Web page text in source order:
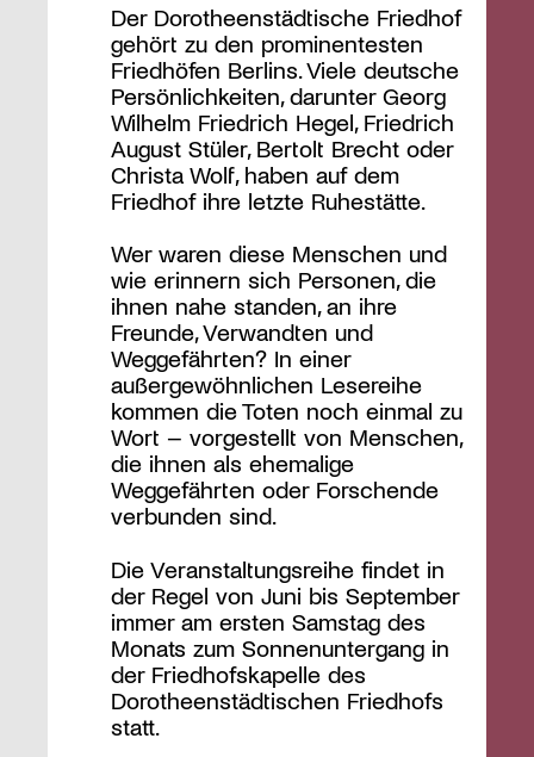
Der Dorotheenstädtische Friedhof
gehört zu den prominentesten
Friedhöfen Berlins. Viele deutsche
Persönlichkeiten, darunter Georg
Wilhelm Friedrich Hegel, Friedrich
August Stüler, Bertolt Brecht oder
Christa Wolf, haben auf dem
Friedhof ihre letzte Ruhestätte.
Wer waren diese Menschen und
wie erinnern sich Personen, die
ihnen nahe standen, an ihre
Freunde, Verwandten und
Weggefährten? In einer
außergewöhnlichen Lesereihe
kommen die Toten noch einmal zu
Wort – vorgestellt von Menschen,
die ihnen als ehemalige
Weggefährten oder Forschende
verbunden sind.
Die Veranstaltungsreihe findet in
der Regel von Juni bis September
immer am ersten Samstag des
Monats zum Sonnenuntergang in
der Friedhofskapelle des
Dorotheenstädtischen Friedhofs
statt.